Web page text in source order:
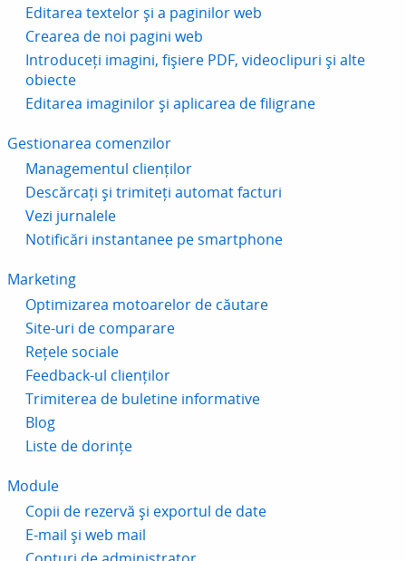
Editarea textelor și a paginilor web
Crearea de noi pagini web
Introduceți imagini, fișiere PDF, videoclipuri și alte
obiecte
Editarea imaginilor și aplicarea de filigrane
Gestionarea comenzilor
Managementul clienților
Descărcați și trimiteți automat facturi
Vezi jurnalele
Notificări instantanee pe smartphone
Marketing
Optimizarea motoarelor de căutare
Site-uri de comparare
Rețele sociale
Feedback-ul clienților
Trimiterea de buletine informative
Blog
Liste de dorințe
Module
Copii de rezervă și exportul de date
E-mail și web mail